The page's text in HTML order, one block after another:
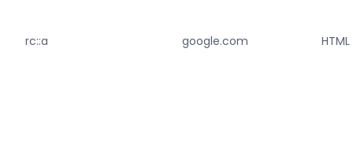
rc::a google.com HTML